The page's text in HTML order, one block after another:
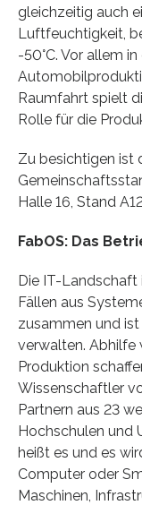
gleichzeitig auch
Luftfeuchtigkeit,
-50°C. Vor allem
Raumfahrt spielt
Rolle für die
Zu besichtigen ist
Halle 16, Stand
FabOS: Das
Die IT-Landschaft
Fällen aus
zusammen und
verwalten. Abhilfe
Produktion
Wissenschaftler
Partnern aus 23
Hochschulen und
heißt es und es
Computer oder
Maschinen,